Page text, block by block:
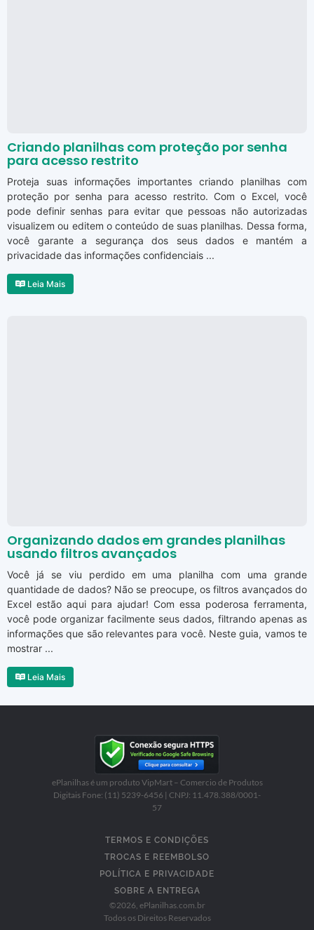
Criando planilhas com proteção por senha
para acesso restrito
Proteja suas informações importantes criando planilhas com
proteção por senha para acesso restrito. Com o Excel, você
pode definir senhas para evitar que pessoas não autorizadas
visualizem ou editem o conteúdo de suas planilhas. Dessa forma,
você garante a segurança dos seus dados e mantém a
privacidade das informações confidenciais ...
Leia Mais
Organizando dados em grandes planilhas
usando filtros avançados
Você já se viu perdido em uma planilha com uma grande
quantidade de dados? Não se preocupe, os filtros avançados do
Excel estão aqui para ajudar! Com essa poderosa ferramenta,
você pode organizar facilmente seus dados, filtrando apenas as
informações que são relevantes para você. Neste guia, vamos te
mostrar ...
Leia Mais
ePlanilhas é um produto VipMart – Comercio de Produtos
Digitais Fone: (11) 5239-6456 | CNPJ: 11.478.388/0001-
57
TERMOS E CONDIÇÕES
TROCAS E REEMBOLSO
POLÍTICA E PRIVACIDADE
SOBRE A ENTREGA
©2026 , ePlanilhas.com.br
Todos os Direitos Reservados